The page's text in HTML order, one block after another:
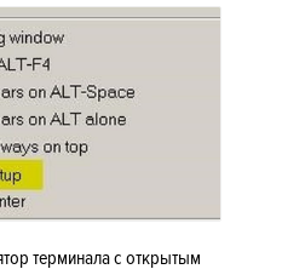
терминала с открытым